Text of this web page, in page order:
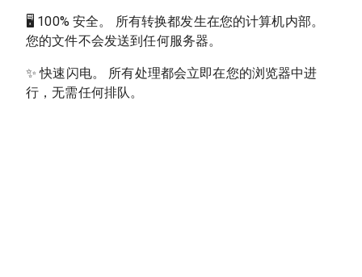
🖥 100% 安全。 所有转换都发生在您的计算机内部。
您的文件不会发送到任何服务器。
✨快速闪电。 所有处理都会立即在您的浏览器中进
行，无需任何排队。